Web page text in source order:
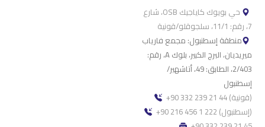
حي بويوك كاياجيك OSB، شارع
7، رقم: 11/1، سلجوقلو/قونية
منطقة إسطنبول: مجمع فارياب
ميريديان، البرج الكبير، بلوك A، رقم:
2/403، الطابق: 49، أتاشهير/
إسطنبول
+90 332 239 21 44 (قونية)
+90 216 456 1 222 (إسطنبول)